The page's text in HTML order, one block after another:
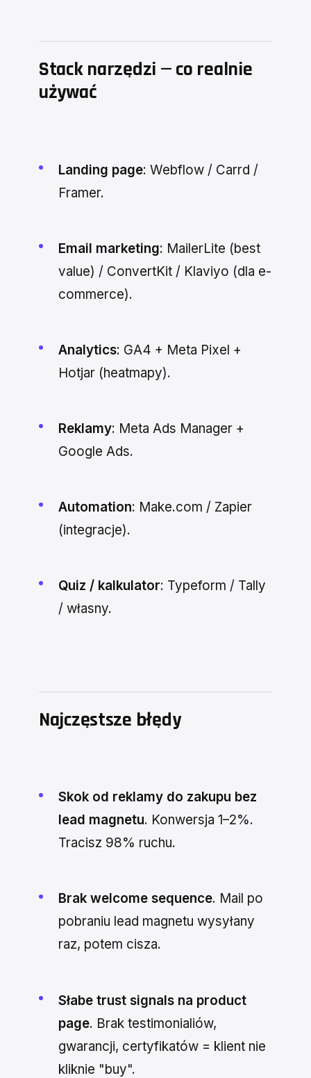
Stack narzędzi — co realnie
używać
Landing page: Webflow / Carrd /
Framer.
Email marketing: MailerLite (best
value) / ConvertKit / Klaviyo (dla e-
commerce).
Analytics: GA4 + Meta Pixel +
Hotjar (heatmapy).
Reklamy: Meta Ads Manager +
Google Ads.
Automation: Make.com / Zapier
(integracje).
Quiz / kalkulator: Typeform / Tally
/ własny.
Najczęstsze błędy
Skok od reklamy do zakupu bez
lead magnetu. Konwersja 1–2%.
Tracisz 98% ruchu.
Brak welcome sequence. Mail po
pobraniu lead magnetu wysyłany
raz, potem cisza.
Słabe trust signals na product
page. Brak testimonialiów,
gwarancji, certyfikatów = klient nie
kliknie "buy".